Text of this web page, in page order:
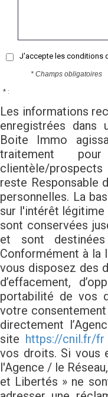
J'accepte les conditions
* Champs obligatoires
* :
Les informations
enregistrées dans
Boite Immo
traitement
clientèle/
reste Responsable
personnelles. La
sur l'intérêt légitime
sont conservées
et sont
Conformément à la
vous disposez des
d’effacement,
portabilité de vos
votre
directement
site https://cnil.fr/fr
vos droits. Si vous
l'Agence / le
et Libertés » ne